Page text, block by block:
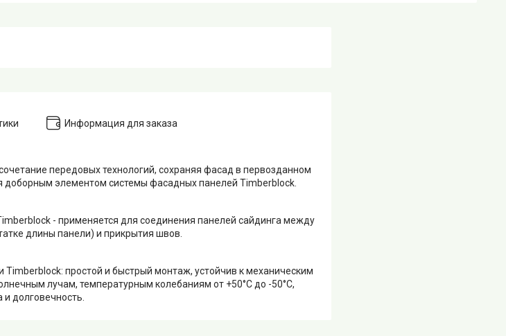
Информация для заказа
передовых технологий, сохраняя фасад в первозданном
доборным элементом системы фасадных панелей Timberblock.
- применяется для соединения панелей сайдинга между
длины панели) и прикрытия швов.
простой и быстрый монтаж, устойчив к механическим
лучам, температурным колебаниям от +50‎°C до -50°C,
и долговечность.